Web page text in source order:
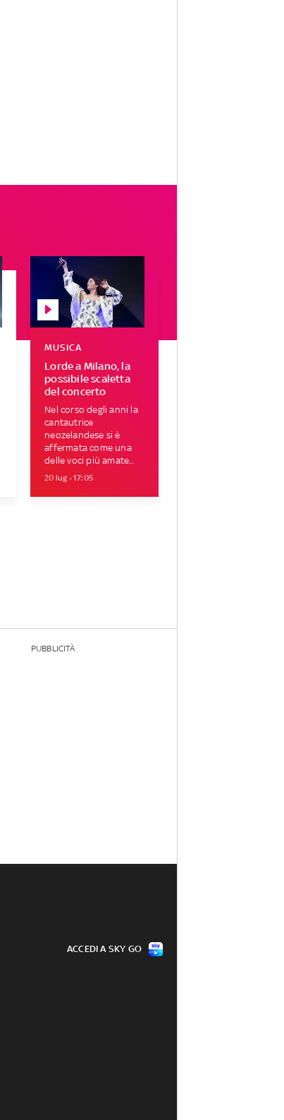
Lorde a Milano, la
possibile scaletta
del concerto
MUSICA
Nel corso degli anni la
cantautrice
neozelandese si è
affermata come una
delle voci più amate...
20 lug - 17:05
PUBBLICITÀ
ACCEDI A SKY GO